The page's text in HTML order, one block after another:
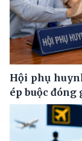
Hội phụ
ép buộc đóng